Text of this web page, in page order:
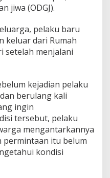
jiwa (ODGJ).
pelaku baru
keluar dari Rumah
setelah menjalani
kejadian pelaku
berulang kali
ingin
tersebut, pelaku
mengantarkannya
permintaan itu belum
kondisi